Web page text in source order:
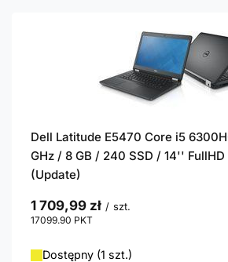
Dell Latitude E5470 Core i5
GHz / 8 GB / 240 SSD / 14''
(Update)
1 709,99 zł / szt.
17099.90 PKT
Dostępny (1 szt.)